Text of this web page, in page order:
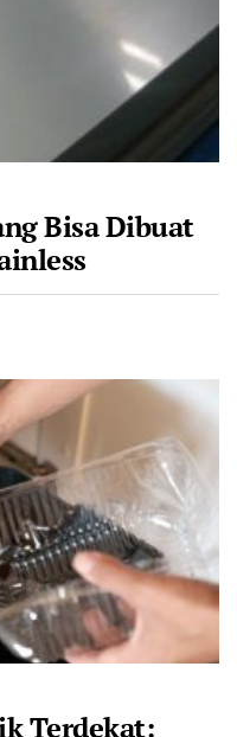
Bisa Dibuat
Terdekat: